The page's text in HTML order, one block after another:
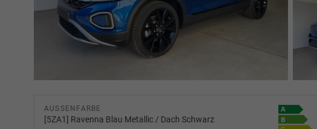
AUSSENFARBE
[5ZA1] Ravenna Blau Metallic / Dach Schwarz